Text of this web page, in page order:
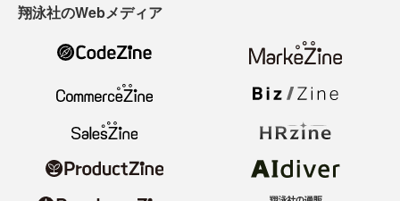
翔泳社のWebメディア